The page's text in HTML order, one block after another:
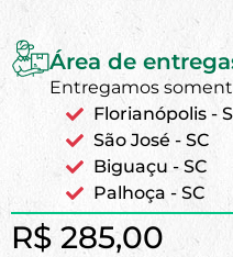
Área de
Entregamos
Florianópolis -
São José - SC
Biguaçu - SC
Palhoça - SC
R$ 285,00